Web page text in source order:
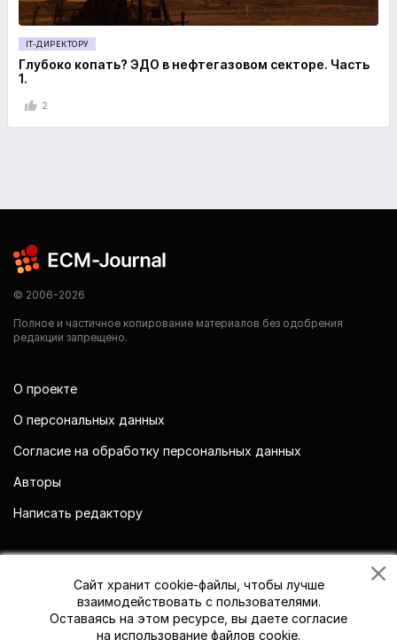
IT-ДИРЕКТОРУ
Глубоко копать? ЭДО в нефтегазовом секторе. Часть
1.
2
© 2006-2026
Полное и частичное копирование материалов без одобрения
редакции запрещено.
О проекте
О персональных данных
Согласие на обработку персональных данных
Авторы
Написать редактору
Сайт хранит cookie-файлы, чтобы лучше
взаимодействовать с пользователями.
Оставаясь на этом ресурсе, вы даете согласие
на использование файлов cookie.